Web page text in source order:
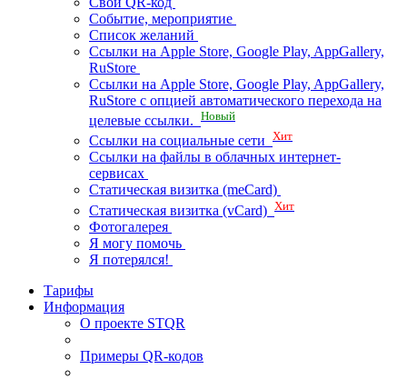
Событие, мероприятие
Список желаний
Ссылки на Apple Store, Google Play, AppGallery,
RuStore
Ссылки на Apple Store, Google Play, AppGallery,
RuStore с опцией автоматического перехода на
целевые ссылки. Новый
Ссылки на социальные сети Хит
Ссылки на файлы в облачных интернет-
сервисах
Статическая визитка (meCard)
Статическая визитка (vCard) Хит
Фотогалерея
Я могу помочь
Я потерялся!
Тарифы
Информация
О проекте STQR
Примеры QR-кодов